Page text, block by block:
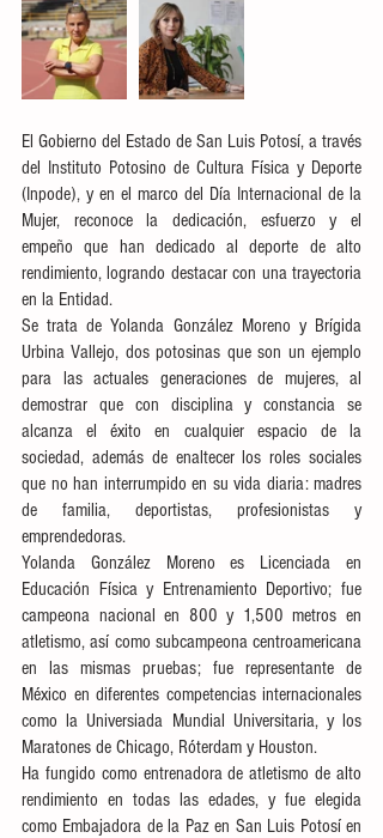
El Gobierno del Estado de San Luis Potosí, a través
del Instituto Potosino de Cultura Física y Deporte
(Inpode), y en el marco del Día Internacional de la
Mujer, reconoce la dedicación, esfuerzo y el
empeño que han dedicado al deporte de alto
rendimiento, logrando destacar con una trayectoria
en la Entidad.
Se trata de Yolanda González Moreno y Brígida
Urbina Vallejo, dos potosinas que son un ejemplo
para las actuales generaciones de mujeres, al
demostrar que con disciplina y constancia se
alcanza el éxito en cualquier espacio de la
sociedad, además de enaltecer los roles sociales
que no han interrumpido en su vida diaria: madres
de familia, deportistas, profesionistas y
emprendedoras.
Yolanda González Moreno es Licenciada en
Educación Física y Entrenamiento Deportivo; fue
campeona nacional en 800 y 1,500 metros en
atletismo, así como subcampeona centroamericana
en las mismas pruebas; fue representante de
México en diferentes competencias internacionales
como la Universiada Mundial Universitaria, y los
Maratones de Chicago, Róterdam y Houston.
Ha fungido como entrenadora de atletismo de alto
rendimiento en todas las edades, y fue elegida
como Embajadora de la Paz en San Luis Potosí en